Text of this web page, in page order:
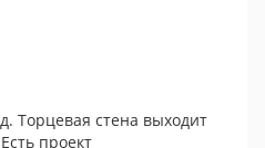
Торцевая стена выходит
проект